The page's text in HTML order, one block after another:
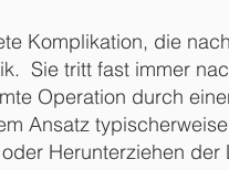
Komplikation, die
Sie tritt fast immer
Operation durch
Ansatz
Herunterziehen der